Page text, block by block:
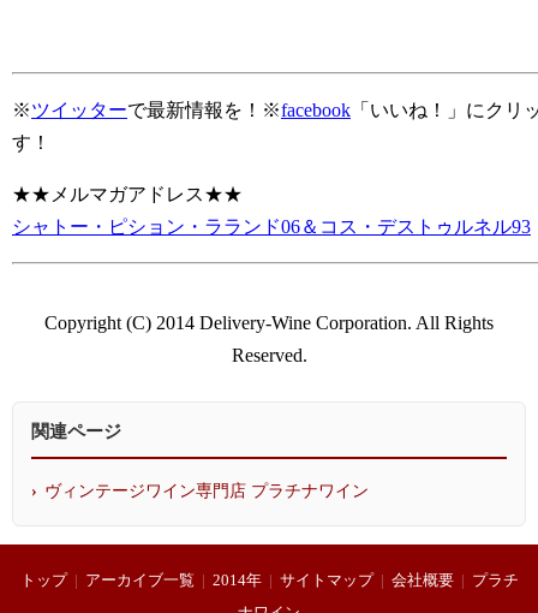
※ツイッターで最新情報を！※facebook 「いいね！」にクリ
す！
★★メルマガアドレス★★
シャトー・ピション・ラランド06＆コス・デストゥルネル93
Copyright (C) 2014 Delivery-Wine Corporation. All Rights
Reserved.
関連ページ
ヴィンテージワイン専門店 プラチナワイン
トップ | アーカイブ一覧 | 2014年 | サイトマップ | 会社概要 | プラチ